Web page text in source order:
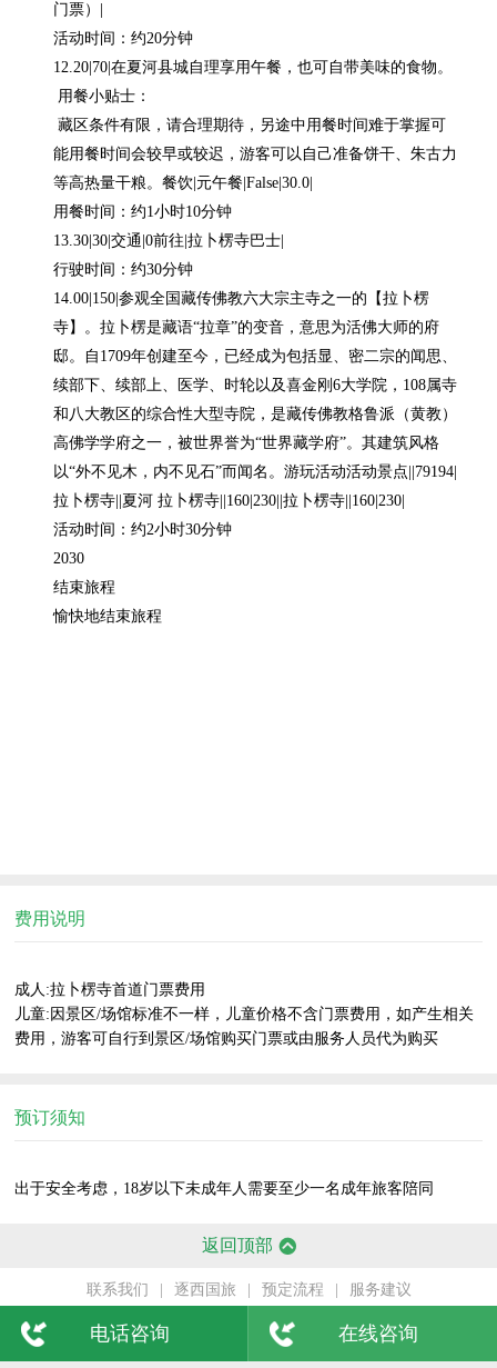
门票）|
活动时间：约20分钟
12.20|70|在夏河县城自理享用午餐，也可自带美味的食物。
藏区条件有限，请合理期待，另途中用餐时间难于掌握可
能用餐时间会较早或较迟，游客可以自己准备饼干、朱古力
等高热量干粮。餐饮|元午餐|False|30.0|
用餐时间：约1小时10分钟
13.30|30|交通|0前往|拉卜楞寺巴士|
行驶时间：约30分钟
14.00|150|参观全国藏传佛教六大宗主寺之一的【拉卜楞
寺】。拉卜楞是藏语“拉章”的变音，意思为活佛大师的府
邸。自1709年创建至今，已经成为包括显、密二宗的闻思、
续部下、续部上、医学、时轮以及喜金刚6大学院，108属寺
和八大教区的综合性大型寺院，是藏传佛教格鲁派（黄教）
高佛学学府之一，被世界誉为“世界藏学府”。其建筑风格
以“外不见木，内不见石”而闻名。游玩活动活动景点||79194|
拉卜楞寺||夏河 拉卜楞寺||160|230||拉卜楞寺||160|230|
活动时间：约2小时30分钟
2030
结束旅程
愉快地结束旅程
费用说明
成人:拉卜楞寺首道门票费用
儿童:因景区/场馆标准不一样，儿童价格不含门票费用，如产生相关
费用，游客可自行到景区/场馆购买门票或由服务人员代为购买
预订须知
出于安全考虑，18岁以下未成年人需要至少一名成年旅客陪同
返回顶部
联系我们 逐西国旅 预定流程 服务建议
电话咨询 在线咨询